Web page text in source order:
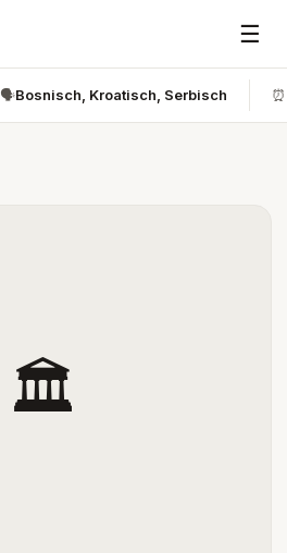
☰
🗣️Bosnisch, Kroatisch, Serbisch ⏰
🏛️